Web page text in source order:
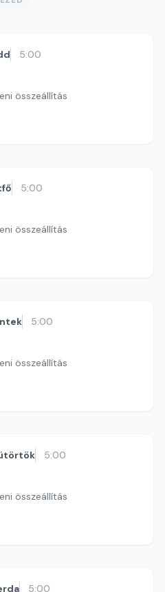
5:00
összeállítás
5:00
összeállítás
5:00
összeállítás
5:00
összeállítás
5:00